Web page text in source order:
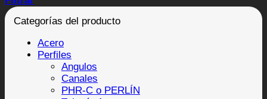
Categorías del producto
Acero
Perfiles
Angulos
Canales
PHR-C o PERLÍN